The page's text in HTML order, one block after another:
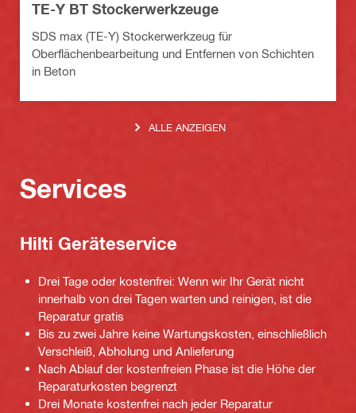
TE-Y BT Stockerwerkzeuge
SDS max (TE-Y) Stockerwerkzeug für
Oberflächenbearbeitung und Entfernen von Schichten
in Beton
ALLE ANZEIGEN
Services
Hilti Geräteservice
Drei Tage oder kostenfrei: Wenn wir Ihr Gerät nicht
innerhalb von drei Tagen warten und reinigen, ist die
Reparatur gratis
Bis zu zwei Jahre keine Wartungskosten, einschließlich
Verschleiß, Abholung und Anlieferung
Nach Ablauf der kostenfreien Phase ist die Höhe der
Reparaturkosten begrenzt
Drei Monate kostenfrei nach jeder Reparatur